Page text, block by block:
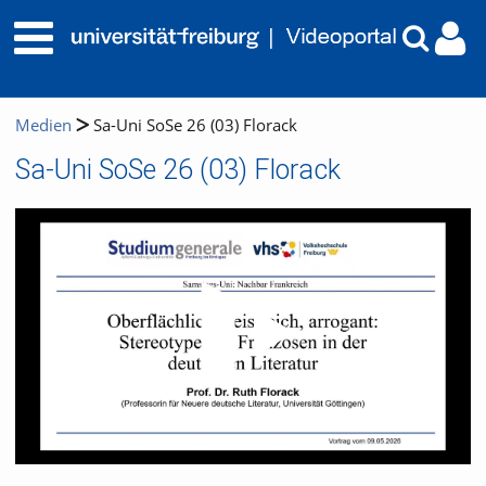
Medien Sa-Uni SoSe 26 (03) Florack
Sa-Uni SoSe 26 (03) Florack